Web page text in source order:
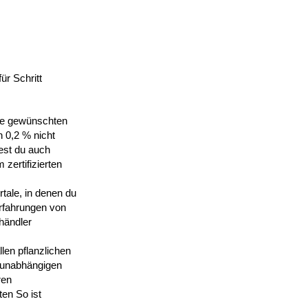
Schritt
gewünschten
0,2 % nicht
du auch
zertifizierten
in denen du
von
pflanzlichen
So ist